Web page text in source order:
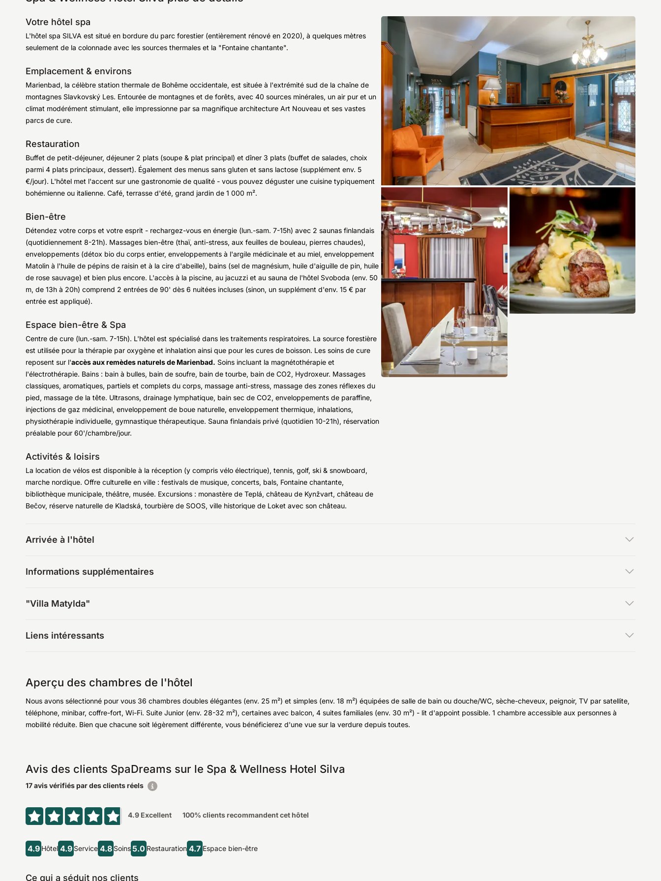
Votre hôtel spa
L'hôtel spa SILVA est situé en bordure du parc forestier (entièrement rénové en 2020), à quelques mètres
seulement de la colonnade avec les sources thermales et la "Fontaine chantante".
Emplacement & environs
Marienbad, la célèbre station thermale de Bohême occidentale, est située à l'extrémité sud de la chaîne de
montagnes Slavkovský Les. Entourée de montagnes et de forêts, avec 40 sources minérales, un air pur et un
climat modérément stimulant, elle impressionne par sa magnifique architecture Art Nouveau et ses vastes
parcs de cure.
Restauration
Buffet de petit-déjeuner, déjeuner 2 plats (soupe & plat principal) et dîner 3 plats (buffet de salades, choix
parmi 4 plats principaux, dessert). Également des menus sans gluten et sans lactose (supplément env. 5
€/jour). L'hôtel met l'accent sur une gastronomie de qualité - vous pouvez déguster une cuisine typiquement
bohémienne ou italienne. Café, terrasse d'été, grand jardin de 1 000 m².
Bien-être
Détendez votre corps et votre esprit - rechargez-vous en énergie (lun.-sam. 7-15h) avec 2 saunas finlandais
(quotidiennement 8-21h). Massages bien-être (thaï, anti-stress, aux feuilles de bouleau, pierres chaudes),
enveloppements (détox bio du corps entier, enveloppements à l'argile médicinale et au miel, enveloppement
Matolin à l'huile de pépins de raisin et à la cire d'abeille), bains (sel de magnésium, huile d'aiguille de pin, huile
de rose sauvage) et bien plus encore. L'accès à la piscine, au jacuzzi et au sauna de l'hôtel Svoboda (env. 50
m, de 13h à 20h) comprend 2 entrées de 90' dès 6 nuitées incluses (sinon, un supplément d'env. 15 € par
entrée est appliqué).
Espace bien-être & Spa
Centre de cure (lun.-sam. 7-15h). L'hôtel est spécialisé dans les traitements respiratoires. La source forestière
est utilisée pour la thérapie par oxygène et inhalation ainsi que pour les cures de boisson. Les soins de cure
reposent sur l'accès aux remèdes naturels de Marienbad. Soins incluant la magnétothérapie et
l'électrothérapie. Bains : bain à bulles, bain de soufre, bain de tourbe, bain de CO2, Hydroxeur. Massages
classiques, aromatiques, partiels et complets du corps, massage anti-stress, massage des zones réflexes du
pied, massage de la tête. Ultrasons, drainage lymphatique, bain sec de CO2, enveloppements de paraffine,
injections de gaz médicinal, enveloppement de boue naturelle, enveloppement thermique, inhalations,
physiothérapie individuelle, gymnastique thérapeutique. Sauna finlandais privé (quotidien 10-21h), réservation
préalable pour 60'/chambre/jour.
Activités & loisirs
La location de vélos est disponible à la réception (y compris vélo électrique), tennis, golf, ski & snowboard,
marche nordique. Offre culturelle en ville : festivals de musique, concerts, bals, Fontaine chantante,
bibliothèque municipale, théâtre, musée. Excursions : monastère de Teplá, château de Kynžvart, château de
Bečov, réserve naturelle de Kladská, tourbière de SOOS, ville historique de Loket avec son château.
Arrivée à l'hôtel
Informations supplémentaires
"Villa Matylda"
Liens intéressants
Aperçu des chambres de l'hôtel
Nous avons sélectionné pour vous 36 chambres doubles élégantes (env. 25 m²) et simples (env. 18 m²) équipées de salle de bain ou douche/WC, sèche-cheveux, peignoir, TV par satellite,
téléphone, minibar, coffre-fort, Wi-Fi. Suite Junior (env. 28-32 m²), certaines avec balcon, 4 suites familiales (env. 30 m²) - lit d'appoint possible. 1 chambre accessible aux personnes à
mobilité réduite. Bien que chacune soit légèrement différente, vous bénéficierez d'une vue sur la verdure depuis toutes.
Avis des clients SpaDreams sur le Spa & Wellness Hotel Silva
17 avis vérifiés par des clients réels
4.9 Excellent 100% clients recommandent cet hôtel
4.9 Hôtel 4.9 Service 4.8 Soins5.0 Restauration 4.7 Espace bien-être
Ce qui a séduit nos clients